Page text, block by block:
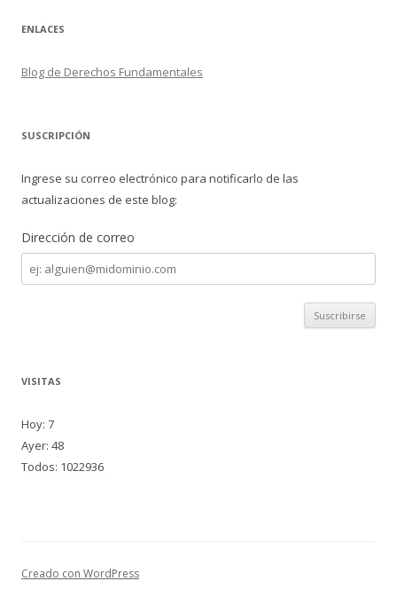
ENLACES
Blog de Derechos Fundamentales
SUSCRIPCIÓN
Ingrese su correo electrónico para notificarlo de las
actualizaciones de este blog:
Dirección de correo
Dirección
de
correo
VISITAS
Hoy: 7
Ayer: 48
Todos: 1022936
Creado con WordPress